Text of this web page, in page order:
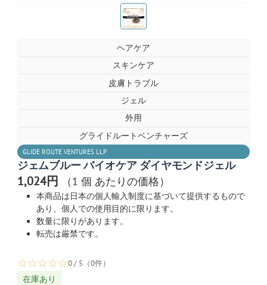
お薬ショップ
ヘアケア
スキンケア
皮膚トラブル
ジェル
外用
グライドルートベンチャーズ
GLIDE ROUTE VENTURES LLP
ジェムブルー バイオケア ダイヤモンドジェル
1,024円 （1 個 あたりの価格）
本商品は日本の個人輸入制度に基づいて提供するもので
あり、個人での使用目的に限ります。
数量に限りがあります。
転売は厳禁です。
☆☆☆☆☆0 / 5（0件）
在庫あり